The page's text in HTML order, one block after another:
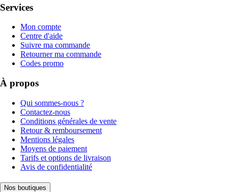
Services
Mon compte
Centre d'aide
Suivre ma commande
Retourner ma commande
Codes promo
À propos
Qui sommes-nous ?
Contactez-nous
Conditions générales de vente
Retour & remboursement
Mentions légales
Moyens de paiement
Tarifs et options de livraison
Avis de confidentialité
Nos boutiques